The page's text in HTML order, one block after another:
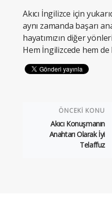
Akıcı İngilizce için
aynı zamanda başarı
hayatımızın diğer
Hem İngilizcede hem
ÖNCEKİ KONU
Akıcı Konuşmanın
Anahtarı Olarak İyi
Telaffuz